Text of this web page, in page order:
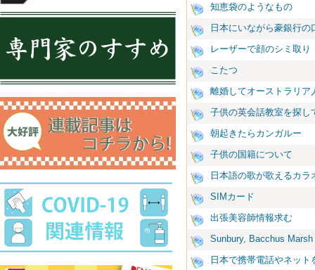
知恵袋のようなもの
日本にいながら豪銀行
レーザーで顔のシミ取り
こたつ
離婚してオーストラリア
子供の英会話教室を探し
朝起きたらカンガルー
子供の国籍について
日本語の歌が歌えるカラ
SIMカード
出張美容師情報求む
Sunbury, Bacchus Marsh
日本で携帯電話やネット